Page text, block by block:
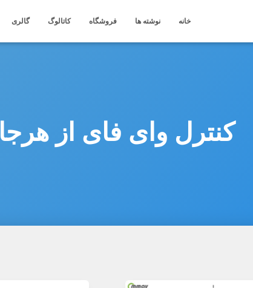
خانه نوشته ها فروشگاه کاتالوگ گالری
کنترل وای فای از هرجا